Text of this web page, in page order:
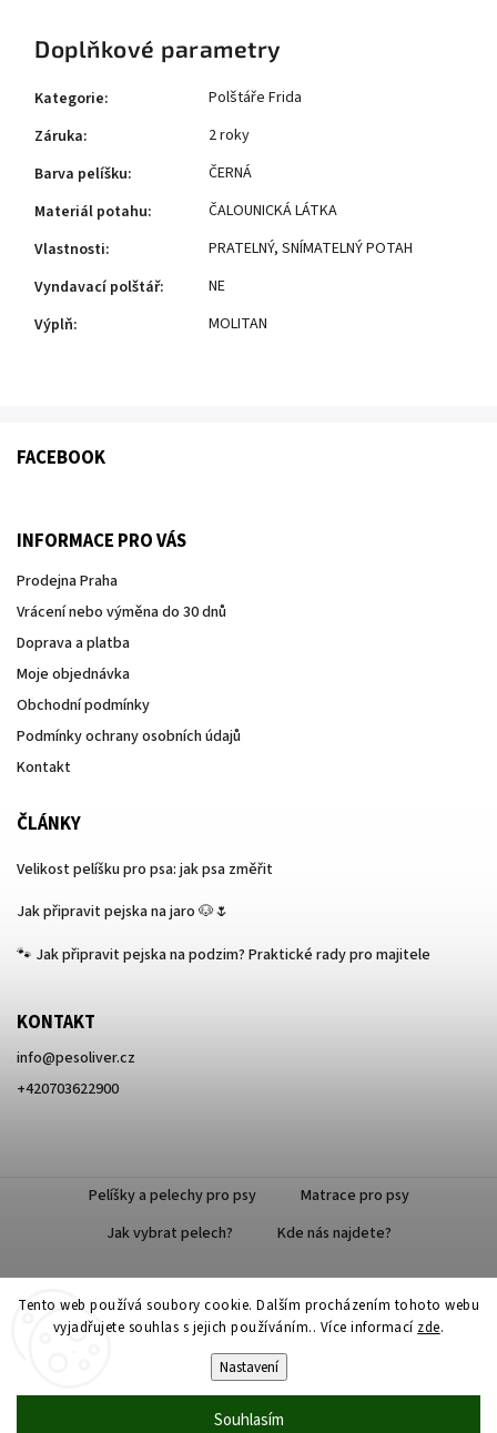
Tento web používá soubory cookie. Dalším procházením tohoto webu
vyjadřujete souhlas s jejich používáním.. Více informací zde.
Nastavení
Souhlasím
Doplňkové parametry
Kategorie:
Polštáře Frida
Záruka:
2 roky
Barva pelíšku:
ČERNÁ
Materiál potahu:
ČALOUNICKÁ LÁTKA
Vlastnosti: PRATELNÝ, SNÍMATELNÝ POTAH
Vyndavací polštář:
NE
Výplň: MOLITAN
FACEBOOK
INFORMACE PRO VÁS
Prodejna Praha
Vrácení nebo výměna do 30 dnů
Doprava a platba
Moje objednávka
Obchodní podmínky
Podmínky ochrany osobních údajů
Kontakt
ČLÁNKY
Velikost pelíšku pro psa: jak psa změřit
Jak připravit pejska na jaro 🐶🌷
🐾 Jak připravit pejska na podzim? Praktické rady pro majitele
KONTAKT
info@pesoliver.cz
+420703622900
Pelíšky a pelechy pro psy
Matrace pro psy
Jak vybrat pelech?
Kde nás najdete?
Doprava zdarma